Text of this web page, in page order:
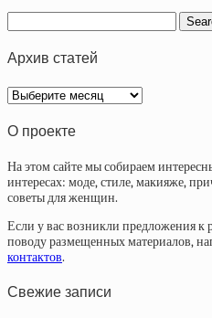
Архив статей
Архив
статей
О проекте
На этом сайте мы собираем
интересах: моде, стиле, макияже,
советы для женщин.
Если у вас возникли предложения к
поводу размещенных материалов,
контактов.
Свежие записи